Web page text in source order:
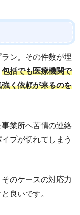
ン。その件数が埋
包括でも医療機関で
く依頼が来るのを
業所へ苦情の連絡
プが切れてしまう
のケースの対応力
良いです。